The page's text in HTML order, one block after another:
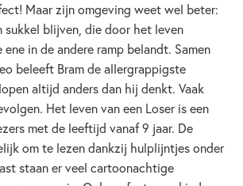
Maar zijn omgeving weet wel beter:
sukkel blijven, die door het leven
in de andere ramp belandt. Samen
beleeft Bram de allergrappigste
altijd anders dan hij denkt. Vaak
Het leven van een Loser is een
met de leeftijd vanaf 9 jaar. De
om te lezen dankzij hulplijntjes onder
staan er veel cartoonachtige